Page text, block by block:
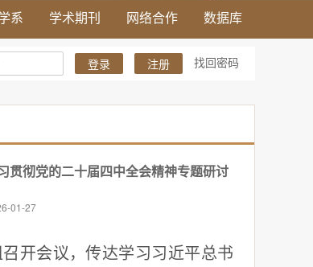
系 学术期刊 网络合作 数据库
登录 注册 找回密码
贯彻党的二十届四中全会精神专题研讨
01-27
开会议，传达学习习近平总书